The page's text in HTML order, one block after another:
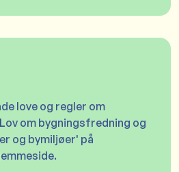
love og regler om
om bygningsfredning og
og bymiljøer' på